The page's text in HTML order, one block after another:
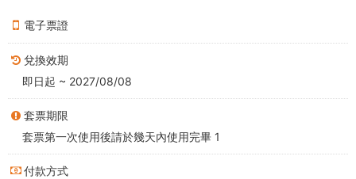
電子票證
兌換效期
即日起 ~ 2027/08/08
套票期限
套票第一次使用後請於幾天內使用完畢 1
付款方式